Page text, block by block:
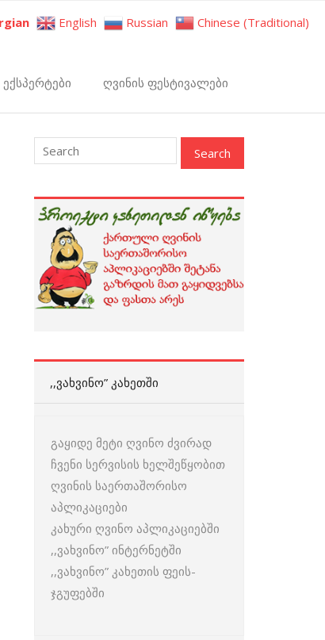
ექსპერტები ღვინის ფესტივალები
,,ᲕᲐᲮᲕᲘᲜᲝ” ᲙᲐᲮᲔᲗᲨᲘ
გაყიდე მეტი ღვინო ძვირად
ჩვენი სერვისის ხელშეწყობით
ღვინის საერთაშორისო
აპლიკაციები
კახური ღვინო აპლიკაციებში
,,ვახვინო” ინტერნეტში
,,ვახვინო” კახეთის ფეის-
ჯგუფებში
English Russian Chinese (Traditional)